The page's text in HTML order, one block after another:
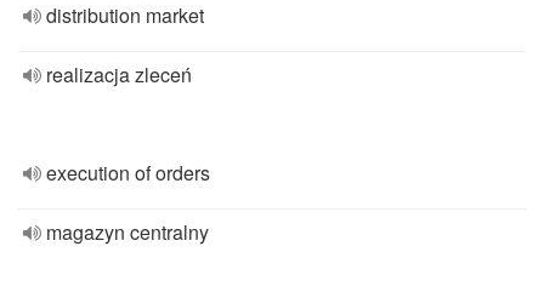
distribution market
realizacja zleceń
execution of orders
magazyn centralny